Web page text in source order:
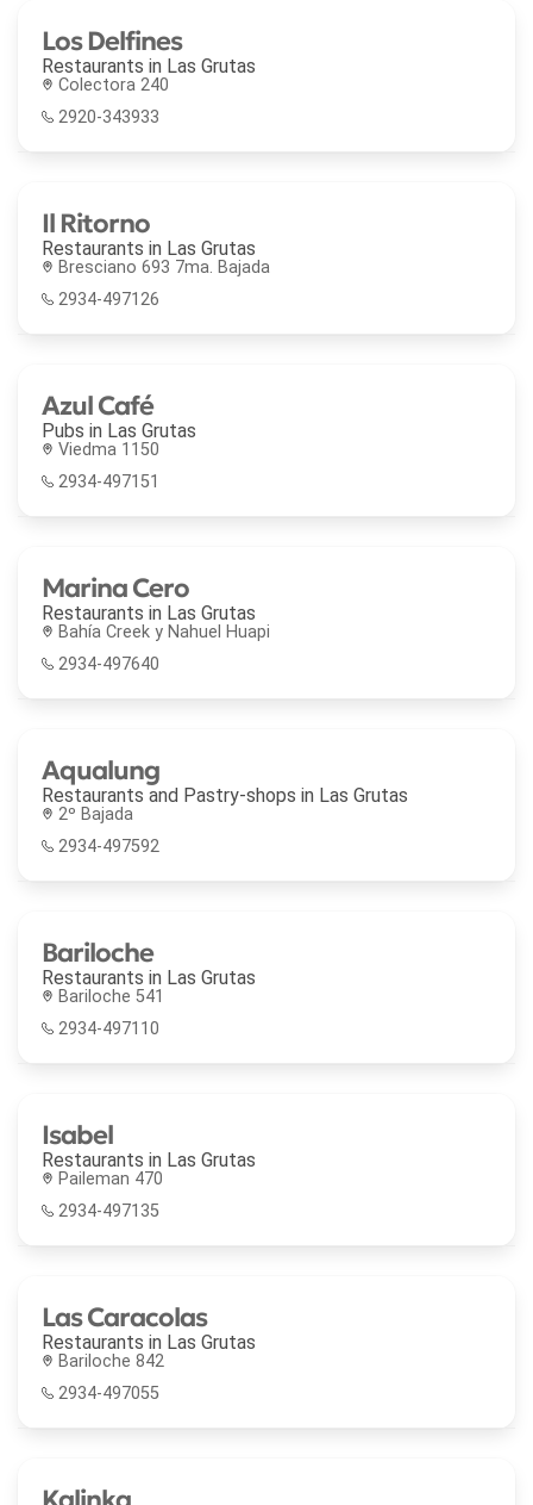
Los Delfines
Restaurants in Las Grutas
Colectora 240
2920-343933
Il Ritorno
Restaurants in Las Grutas
Bresciano 693 7ma. Bajada
2934-497126
Azul Café
Pubs in Las Grutas
Viedma 1150
2934-497151
Marina Cero
Restaurants in Las Grutas
Bahía Creek y Nahuel Huapi
2934-497640
Aqualung
Restaurants and Pastry-shops in Las Grutas
2º Bajada
2934-497592
Bariloche
Restaurants in Las Grutas
Bariloche 541
2934-497110
Isabel
Restaurants in Las Grutas
Paileman 470
2934-497135
Las Caracolas
Restaurants in Las Grutas
Bariloche 842
2934-497055